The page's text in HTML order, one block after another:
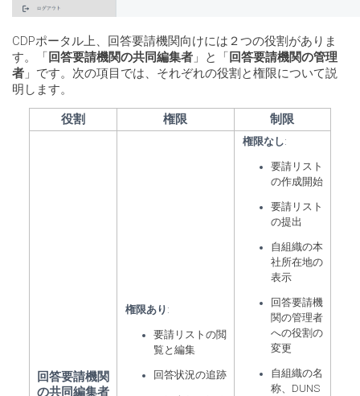
CDPポータル上、回答要請機関向けには２つの役割がありま
す。「 回答要請機関の共同編集者 」と「 回答要請機関の管理
者 」です。次の項目では、それぞれの役割と権限について説
明します。
役割 権限 制限
回答要請機関
の共同編集者
権限あり :
要請リストの閲
覧と編集
回答状況の追跡
権限なし:
要請リスト
の作成開始
要請リスト
の提出
自組織の本
社所在地の
表示
回答要請機
関の管理者
への役割の
変更
自組織の名
称、DUNS